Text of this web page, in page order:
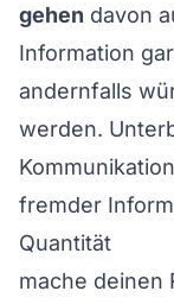
gehen davon
Information
andernfalls
werden.
fremder
Quantität
mache deinen